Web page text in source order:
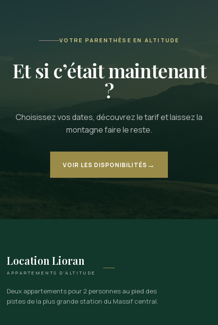
VOTRE PARENTHÈSE EN ALTITUDE
Et si c’était maintenant
?
Choisissez vos dates, découvrez le tarif et laissez la
montagne faire le reste.
VOIR LES DISPONIBILITÉS →
Location Lioran
APPARTEMENTS D’ALTITUDE
Deux appartements pour 2 personnes au pied des
pistes de la plus grande station du Massif central.